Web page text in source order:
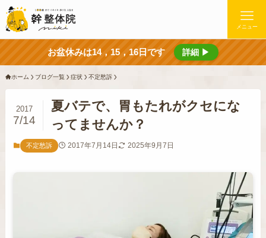
メニュー
お盆休みは14，15，16日です 詳細 ▶
ホーム ブログ一覧 症状 不定愁訴
夏バテで、胃もたれがクセにな
ってませんか？
2017
7/14
不定愁訴 2017年7月14日 2025年9月7日